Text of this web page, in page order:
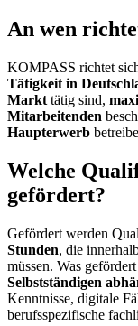
An wen
KOMPASS richtet
Tätigkeit in
Markt tätig sind,
Mitarbeitenden
Haupterwerb
Welche
gefördert?
Gefördert werden
Stunden, die
müssen. Was
Selbstständigen
Kenntnisse, digitale
berufsspezifische